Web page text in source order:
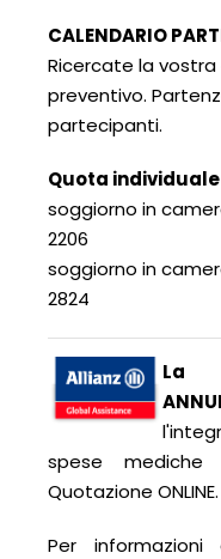
CALENDARIO
Ricercate la
preventivo.
partecipanti.
Quota
soggiorno in
2206
soggiorno in
2824
spese
Quotazione ONLINE.
Per informazioni